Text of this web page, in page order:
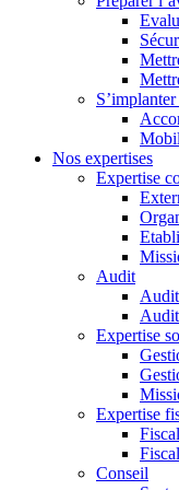
Nos expertises
Expertise
Audit
Expertise
Expertise
Conseil